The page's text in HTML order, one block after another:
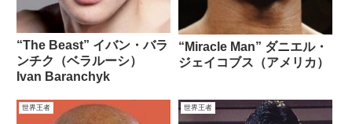
“The Beast” イバン・バラ
ンチク（ベラルーシ）
Ivan Baranchyk
“Miracle Man” ダニエル・
ジェイコブス（アメリカ）
世界王者 世界王者